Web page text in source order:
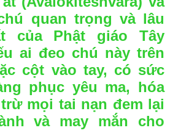
quan trọng và lâu
của Phật giáo Tây
ai đeo chú này trên
cột vào tay, có sức
phục yêu ma, hóa
mọi tai nạn đem lại
và may mắn cho